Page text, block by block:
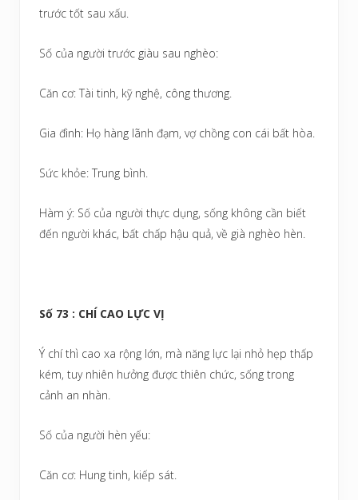
trước tốt sau xấu.
Số của người trước giàu sau nghèo:
Căn cơ: Tài tinh, kỹ nghệ, công thương.
Gia đình: Họ hàng lãnh đạm, vợ chồng con cái bất hòa.
Sức khỏe: Trung bình.
Hàm ý: Số của người thực dụng, sống không cần biết
đến người khác, bất chấp hậu quả, về già nghèo hèn.
Số 73 : CHÍ CAO LỰC VỊ
Ý chí thì cao xa rộng lớn, mà năng lực lại nhỏ hẹp thấp
kém, tuy nhiên hưởng được thiên chức, sống trong
cảnh an nhàn.
Số của người hèn yếu:
Căn cơ: Hung tinh, kiếp sát.